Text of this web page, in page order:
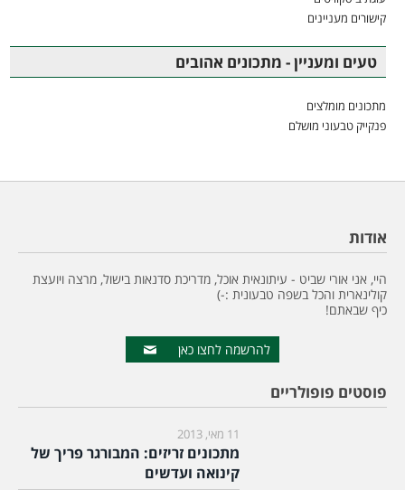
קישורים מעניינים
טעים ומעניין - מתכונים אהובים
מתכונים מומלצים
פנקייק טבעוני מושלם
אודות
היי, אני אורי שביט - עיתונאית אוכל, מדריכת סדנאות בישול, מרצה ויועצת
קולינארית והכל בשפה טבעונית :-)
כיף שבאתם!
להרשמה לחצו כאן
פוסטים פופולריים
11 מאי, 2013
מתכונים זריזים: המבורגר פריך של
קינואה ועדשים